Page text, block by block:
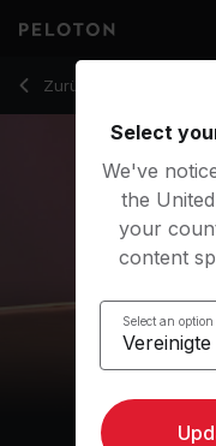
Zurück zu Kraftkurse
Zurück
20 Min Pilates with
Select
We've
the
your
content
Select an option